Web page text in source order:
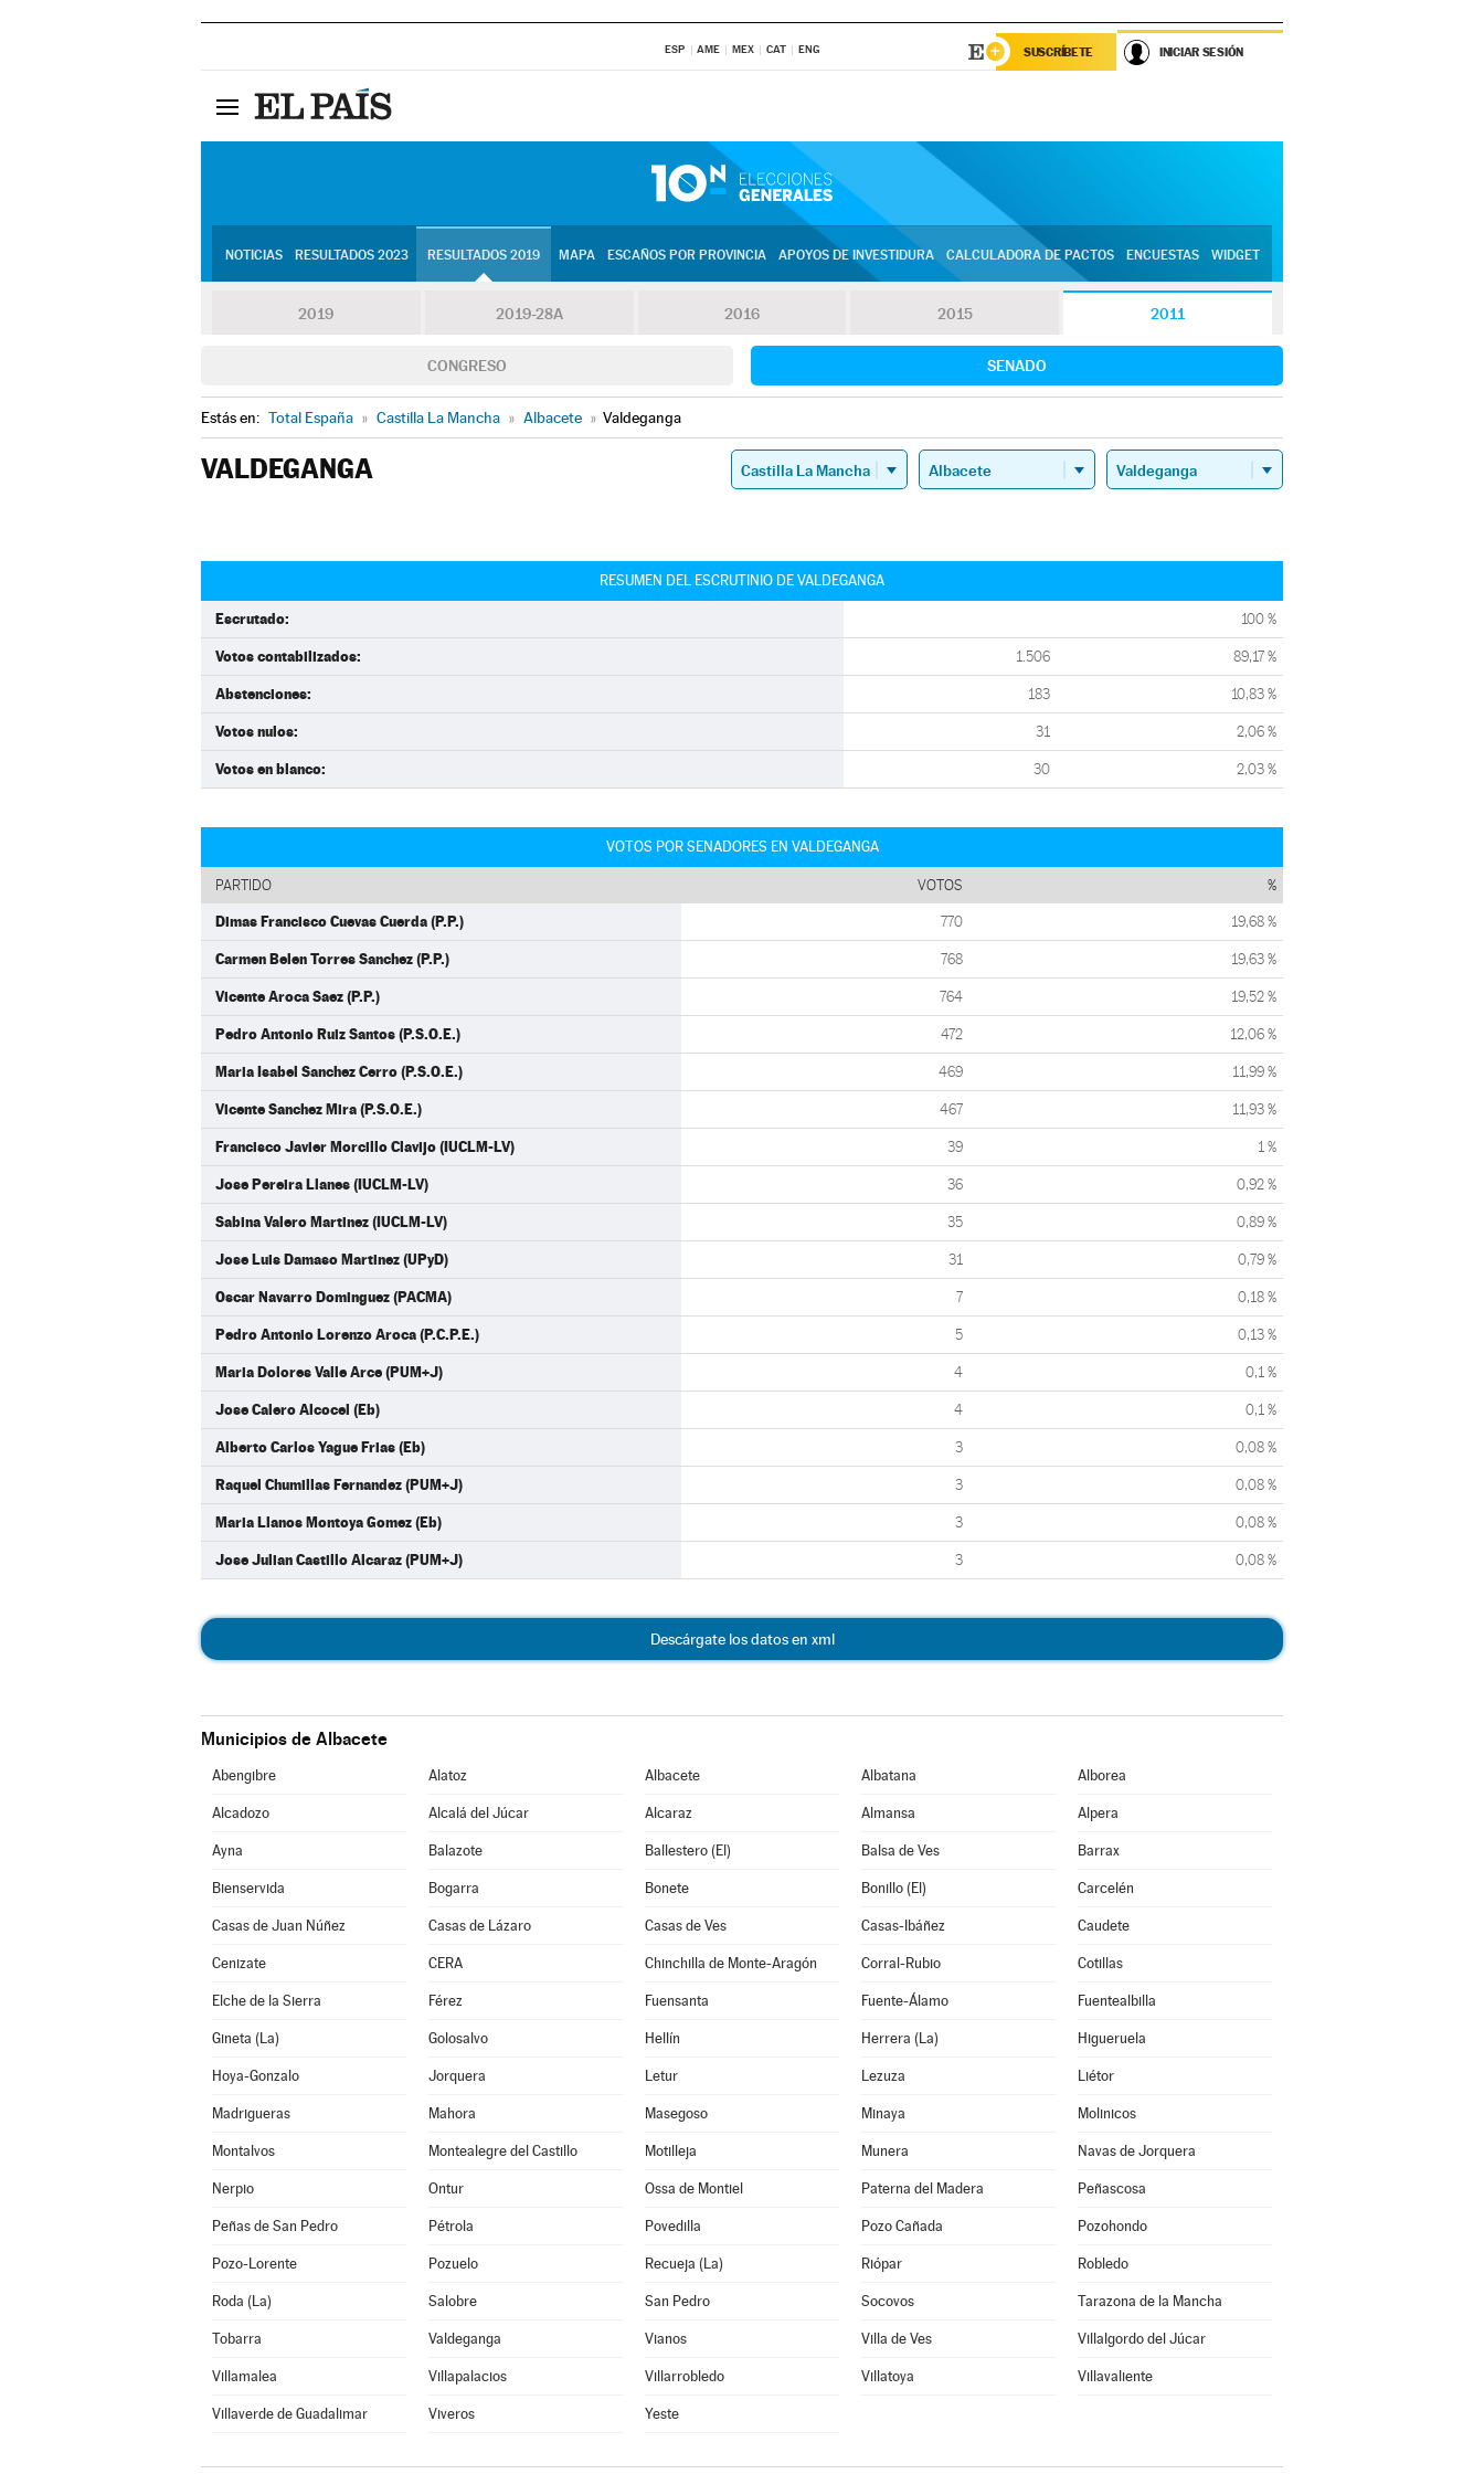
ESP AME MEX CAT ENG SUSCRÍBETE INICIAR SESIÓN
NOTICIAS RESULTADOS 2023 RESULTADOS 2019 MAPA ESCAÑOS POR PROVINCIA APOYOS DE INVESTIDURA CALCULADORA DE PACTOS ENCUESTAS WIDGET
2019 2019-28A 2016 2015 2011
CONGRESO SENADO
Estás en: Total España » Castilla La Mancha » Albacete » Valdeganga
VALDEGANGA
RESUMEN DEL ESCRUTINIO DE VALDEGANGA
Escrutado: 100 %
Votos contabilizados: 1.506 89,17 %
Abstenciones: 183 10,83 %
Votos nulos: 31 2,06 %
Votos en blanco: 30 2,03 %
VOTOS POR SENADORES EN VALDEGANGA
PARTIDO VOTOS %
Dimas Francisco Cuevas Cuerda (P.P.) 770 19,68 %
Carmen Belen Torres Sanchez (P.P.) 768 19,63 %
Vicente Aroca Saez (P.P.) 764 19,52 %
Pedro Antonio Ruiz Santos (P.S.O.E.) 472 12,06 %
Maria Isabel Sanchez Cerro (P.S.O.E.) 469 11,99 %
Vicente Sanchez Mira (P.S.O.E.) 467 11,93 %
Francisco Javier Morcillo Clavijo (IUCLM-LV) 39 1 %
Jose Pereira Llanes (IUCLM-LV) 36 0,92 %
Sabina Valero Martinez (IUCLM-LV) 35 0,89 %
Jose Luis Damaso Martinez (UPyD) 31 0,79 %
Oscar Navarro Dominguez (PACMA) 7 0,18 %
Pedro Antonio Lorenzo Aroca (P.C.P.E.) 5 0,13 %
Maria Dolores Valle Arce (PUM+J) 4 0,1 %
Jose Calero Alcocel (Eb) 4 0,1 %
Alberto Carlos Yague Frias (Eb) 3 0,08 %
Raquel Chumillas Fernandez (PUM+J) 3 0,08 %
Maria Llanos Montoya Gomez (Eb) 3 0,08 %
Jose Julian Castillo Alcaraz (PUM+J) 3 0,08 %
Descárgate los datos en xml
Municipios de Albacete
Abengibre Alatoz Albacete Albatana Alborea
Alcadozo Alcalá del Júcar Alcaraz Almansa Alpera
Ayna Balazote Ballestero (El) Balsa de Ves Barrax
Bienservida Bogarra Bonete Bonillo (El) Carcelén
Casas de Juan Núñez Casas de Lázaro Casas de Ves Casas-Ibáñez Caudete
Cenizate CERA Chinchilla de Monte-Aragón Corral-Rubio Cotillas
Elche de la Sierra Férez Fuensanta Fuente-Álamo Fuentealbilla
Gineta (La) Golosalvo Hellín Herrera (La) Higueruela
Hoya-Gonzalo Jorquera Letur Lezuza Liétor
Madrigueras Mahora Masegoso Minaya Molinicos
Montalvos Montealegre del Castillo Motilleja Munera Navas de Jorquera
Nerpio Ontur Ossa de Montiel Paterna del Madera Peñascosa
Peñas de San Pedro Pétrola Povedilla Pozo Cañada Pozohondo
Pozo-Lorente Pozuelo Recueja (La) Riópar Robledo
Roda (La) Salobre San Pedro Socovos Tarazona de la Mancha
Tobarra Valdeganga Vianos Villa de Ves Villalgordo del Júcar
Villamalea Villapalacios Villarrobledo Villatoya Villavaliente
Villaverde de Guadalimar Viveros Yeste